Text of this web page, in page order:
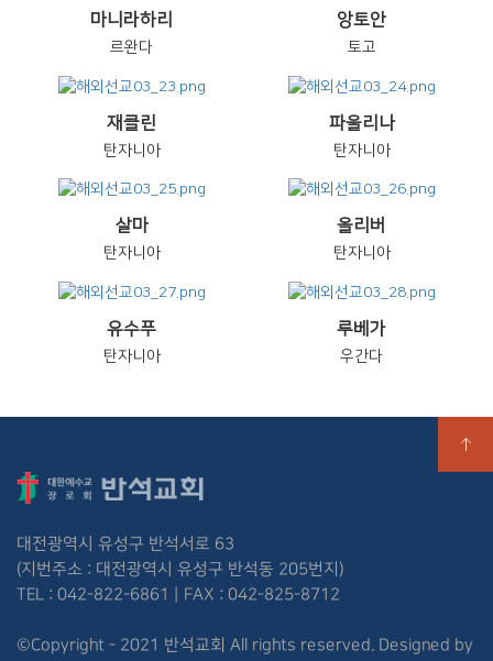
마니라하리
르완다
앙토안
토고
재클린
탄자니아
파울리나
탄자니아
살마
탄자니아
올리버
탄자니아
유수푸
탄자니아
루베가
우간다
대전광역시 유성구 반석서로 63
(지번주소 : 대전광역시 유성구 반석동 205번지)
TEL : 042-822-6861 | FAX : 042-825-8712
©Copyright - 2021 반석교회 All rights reserved. Designed by